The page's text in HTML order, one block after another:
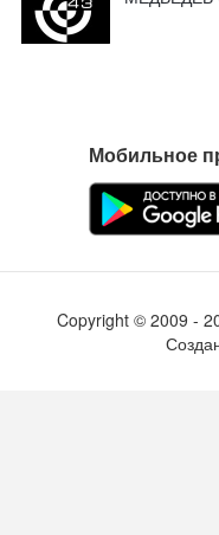
Мобильное
Copyright © 2009 -